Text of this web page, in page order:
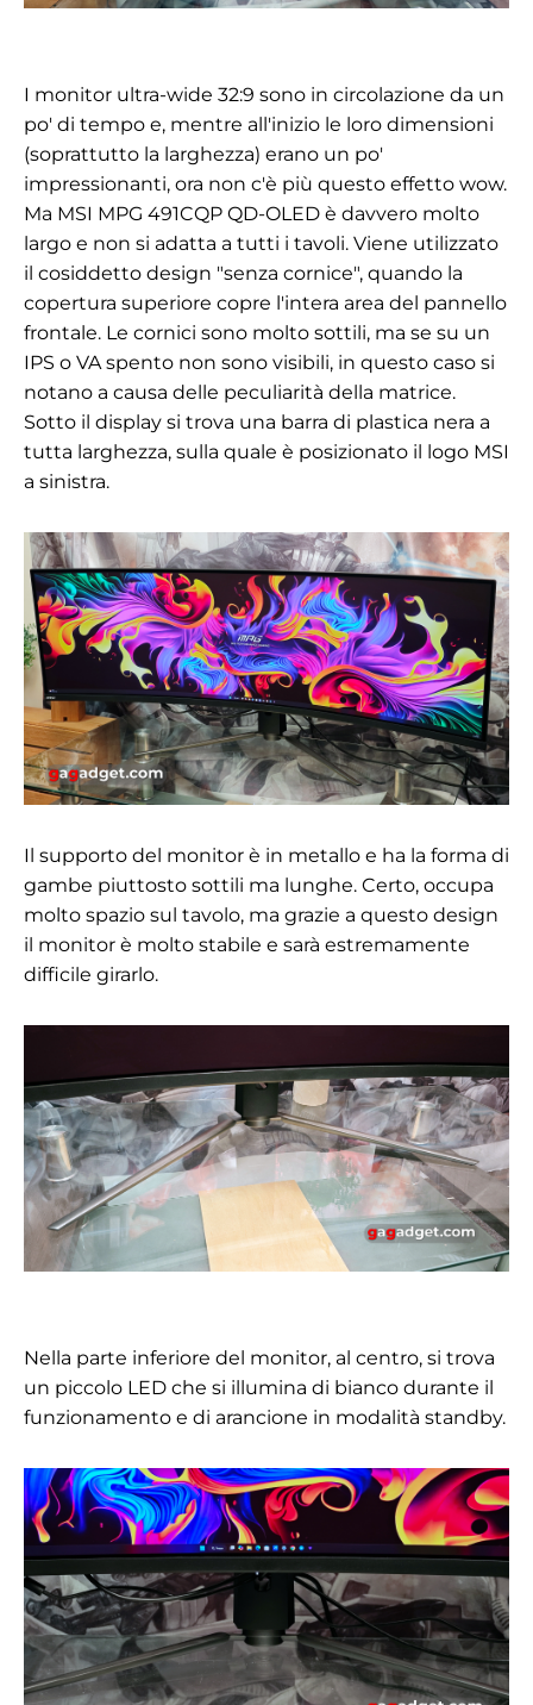
I monitor ultra-wide 32:9 sono in circolazione da un
po' di tempo e, mentre all'inizio le loro dimensioni
(soprattutto la larghezza) erano un po'
impressionanti, ora non c'è più questo effetto wow.
Ma MSI MPG 491CQP QD-OLED è davvero molto
largo e non si adatta a tutti i tavoli. Viene utilizzato
il cosiddetto design "senza cornice", quando la
copertura superiore copre l'intera area del pannello
frontale. Le cornici sono molto sottili, ma se su un
IPS o VA spento non sono visibili, in questo caso si
notano a causa delle peculiarità della matrice.
Sotto il display si trova una barra di plastica nera a
tutta larghezza, sulla quale è posizionato il logo MSI
a sinistra.
Il supporto del monitor è in metallo e ha la forma di
gambe piuttosto sottili ma lunghe. Certo, occupa
molto spazio sul tavolo, ma grazie a questo design
il monitor è molto stabile e sarà estremamente
difficile girarlo.
Nella parte inferiore del monitor, al centro, si trova
un piccolo LED che si illumina di bianco durante il
funzionamento e di arancione in modalità standby.